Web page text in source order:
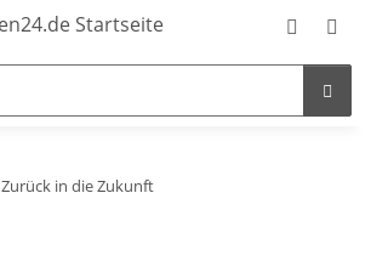
Zurück in die Zukunft